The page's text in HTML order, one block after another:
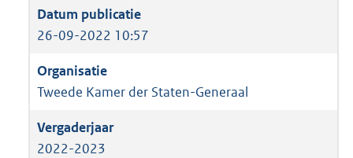
26-09-2022 10:57
Tweede Kamer der Staten-Generaal
2022-2023